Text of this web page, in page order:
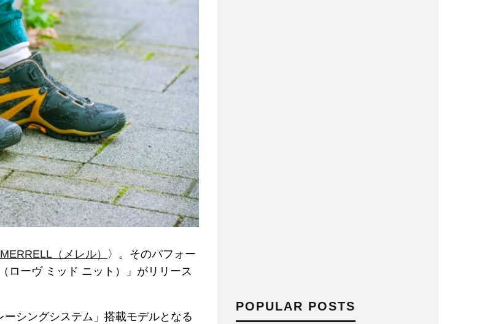
MERRELL（メレル） 〉。そのパフォー
ローヴ ミッド ニット）」がリリース
シングシステム」搭載モデルとなる
POPULAR POSTS